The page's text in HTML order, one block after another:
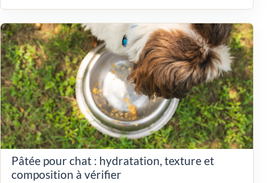
Pâtée pour chat : hydratation, texture et
composition à vérifier